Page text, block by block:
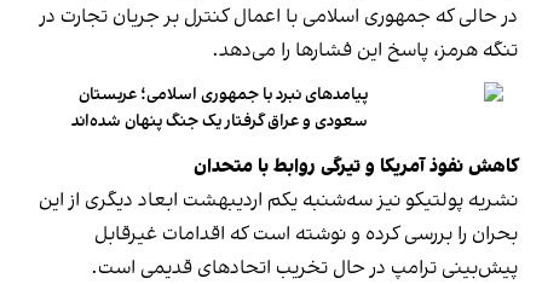
در حالی که جمهوری اسلامی با اعمال کنترل بر جریان تجارت در
تنگه هرمز، پاسخ این فشارها را می‌دهد.
پیامدهای نبرد با جمهوری اسلامی؛ عربستان
سعودی و عراق گرفتار یک جنگ پنهان شده‌اند
کاهش نفوذ آمریکا و تیرگی روابط با متحدان
نشریه پولتیکو نیز سه‌شنبه یکم اردیبهشت ابعاد دیگری از این
بحران را بررسی کرده و نوشته است که اقدامات غیرقابل
پیش‌بینی ترامپ در حال تخریب اتحادهای قدیمی است.